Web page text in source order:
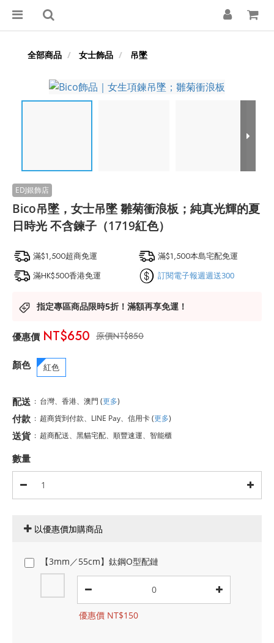
全部商品 女士飾品 吊墜
Bico吊墜，女士吊墜 雛菊衝浪板；純真光輝的夏
日時光 不含鍊子（1719紅色）
滿$1,500超商免運
滿$1,500本島宅配免運
滿HK$500香港免運
訂閱電子報週週送300
指定專區商品限時5折！滿額再享免運！
NT$850
NT$650
顏色 紅色
配送 : 台灣、香港、澳門 (更多)
付款 : 超商貨到付款、LINE Pay、信用卡(更多)
送貨 : 超商配送、黑貓宅配、順豐速運、智能櫃
數量
以優惠價加購商品
【3mm／55cm】鈦鋼O型配鏈
優惠價 NT$150